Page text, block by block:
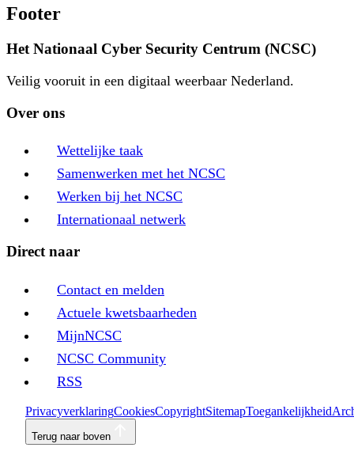
Footer
Het Nationaal Cyber Security Centrum (NCSC)
Veilig vooruit in een digitaal weerbaar Nederland.
Over ons
Wettelijke taak
Samenwerken met het NCSC
Werken bij het NCSC
Internationaal netwerk
Direct naar
Contact en melden
Actuele kwetsbaarheden
MijnNCSC
NCSC Community
RSS
PrivacyverklaringCookiesCopyrightSitemapToegankelijkheid
Terug naar boven